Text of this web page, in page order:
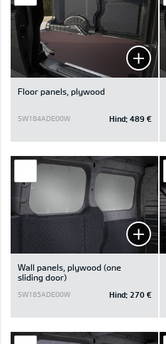
Floor panels, plywood
SW184ADE00W Hind: 489 €
Wall panels, plywood (one
sliding door)
SW185ADE00W Hind: 270 €